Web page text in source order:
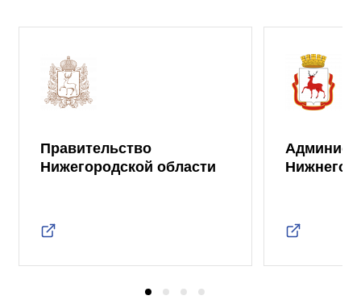
Правительство
Нижегородской области
Нижнего